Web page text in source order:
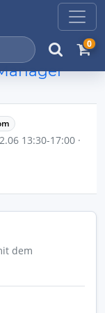
0
13:30-17:00 ·
dem